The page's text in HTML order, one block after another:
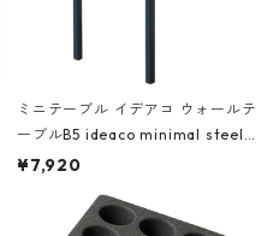
ミニテーブル イデアコ ウォールテ
ーブルB5 ideaco minimal steel f
urniture WALL Table B5 ネイビー
¥7,920